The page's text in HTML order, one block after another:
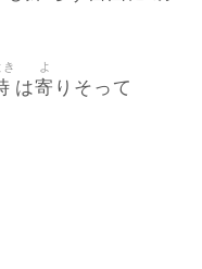
き
は寄
よ
りそって